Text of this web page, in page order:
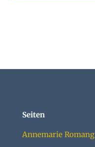
Seiten
Annemarie Romang